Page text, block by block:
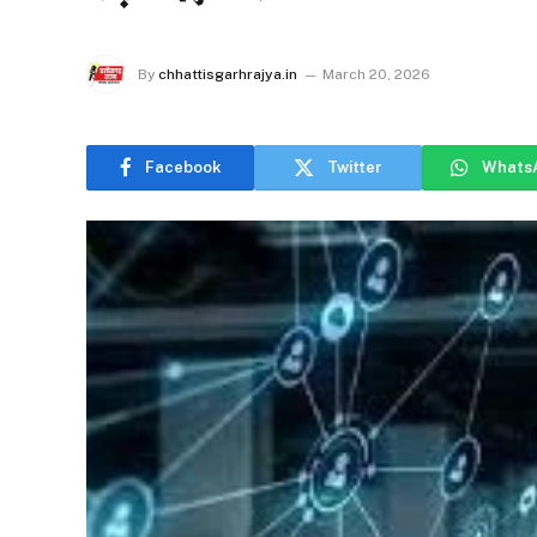
By chhattisgarhrajya.in March 20, 2026
Facebook Twitter